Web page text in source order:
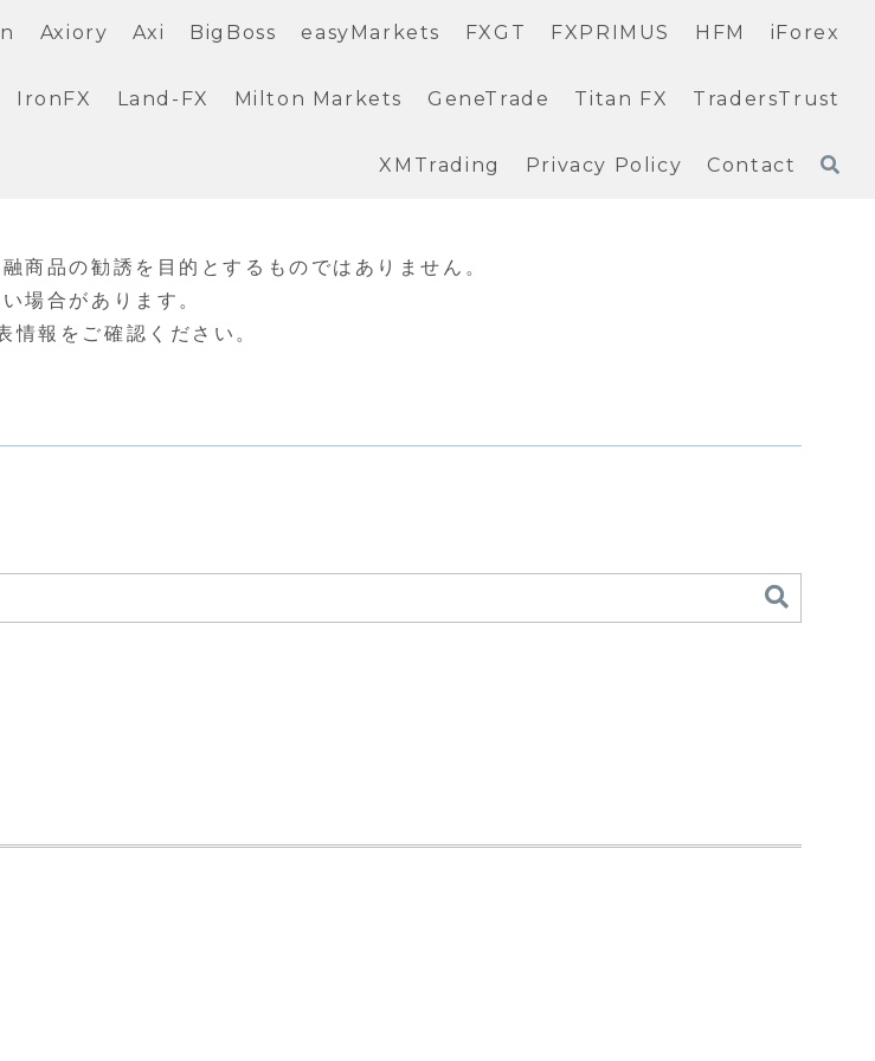
Axiory Axi BigBoss easyMarkets FXGT FXPRIMUS HFM iForex
IronFX Land-FX Milton Markets GeneTrade Titan FX TradersTrust
XMTrading Privacy Policy Contact
商品の勧誘を目的とするものではありません。
場合があります。
情報をご確認ください。